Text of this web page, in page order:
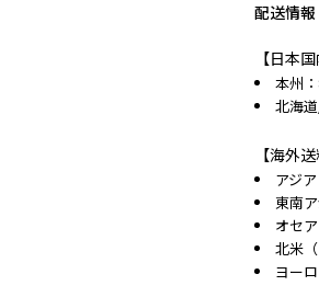
配送情報
【日本
本州
北海
【海外
アジ
東南
オセ
北米
ヨー